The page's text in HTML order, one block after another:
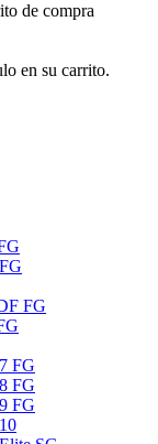
de compra
en su carrito.
FG
FG
FG
FG